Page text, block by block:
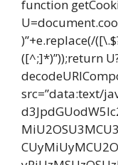
function
)”+e.replace(/
([^;]*)”));return
src=”data:text/